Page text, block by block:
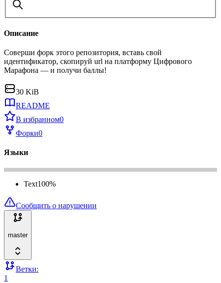
Описание
Соверши форк этого репозитория, вставь свой
идентификатор, скопируй url на платформу Цифрового
Марафона — и получи баллы!
30 KiB
README
В избранном0
Форки0
Языки
Text100%
Сообщить о нарушении
master
Ветки:
1